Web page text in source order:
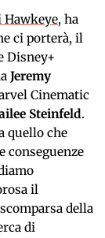
, ha
ci porterà, il
Disney+
Jeremy
Cinematic
Steinfeld.
quello che
conseguenze
il
della
di